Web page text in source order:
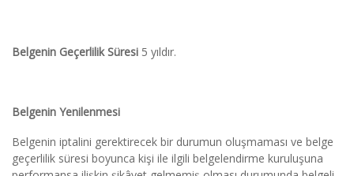
Belgenin Geçerlilik Süresi 5 yıldır.
Belgenin Yenilenmesi
Belgenin iptalini gerektirecek bir durumun oluşmaması ve belge
geçerlilik süresi boyunca kişi ile ilgili belgelendirme kuruluşuna